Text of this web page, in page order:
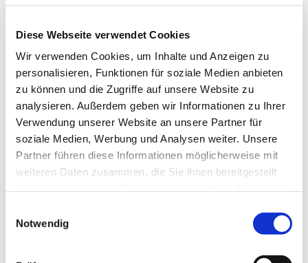
Diese Webseite verwendet Cookies
Wir verwenden Cookies, um Inhalte und Anzeigen zu
personalisieren, Funktionen für soziale Medien anbieten
zu können und die Zugriffe auf unsere Website zu
analysieren. Außerdem geben wir Informationen zu Ihrer
Verwendung unserer Website an unsere Partner für
soziale Medien, Werbung und Analysen weiter. Unsere
Partner führen diese Informationen möglicherweise mit
weiteren Daten zusammen, die Sie ihnen bereitgestellt
Notwendig
Dies könnte Sie auch
interessieren